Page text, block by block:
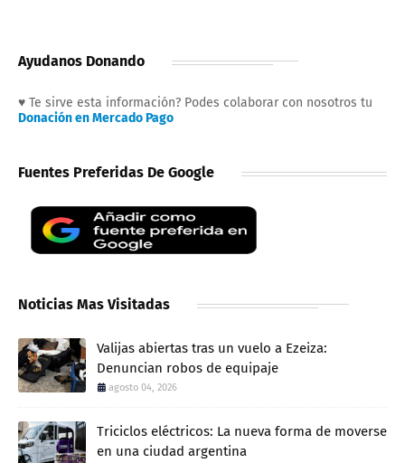
Ayudanos Donando
♥ Te sirve esta información? Podes colaborar con nosotros tu
Donación en Mercado Pago
Fuentes Preferidas De Google
Noticias Mas Visitadas
Valijas abiertas tras un vuelo a Ezeiza:
Denuncian robos de equipaje
agosto 04, 2026
Triciclos eléctricos: La nueva forma de moverse
en una ciudad argentina